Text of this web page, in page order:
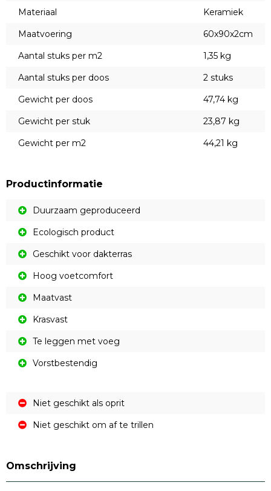
Materiaal
Keramiek
Maatvoering
60x90x2cm
Aantal stuks per m2
1,35 kg
Aantal stuks per doos
2 stuks
Gewicht per doos
47,74 kg
Gewicht per stuk
23,87 kg
Gewicht per m2
44,21 kg
Productinformatie
Duurzaam geproduceerd
Ecologisch product
Geschikt voor dakterras
Hoog voetcomfort
Maatvast
Krasvast
Te leggen met voeg
Vorstbestendig
Niet geschikt als oprit
Niet geschikt om af te trillen
Omschrijving